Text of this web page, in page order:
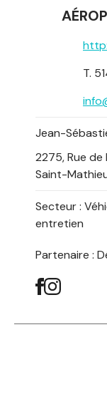
T.
Jean-
2275, Rue de
Saint-
Secteur :
entretien
Partenaire :